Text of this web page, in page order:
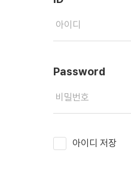
Password
아이디 저장